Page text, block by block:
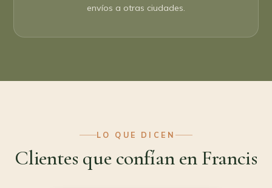
envíos a otras ciudades.
LO QUE DICEN
Clientes que confían en Francis